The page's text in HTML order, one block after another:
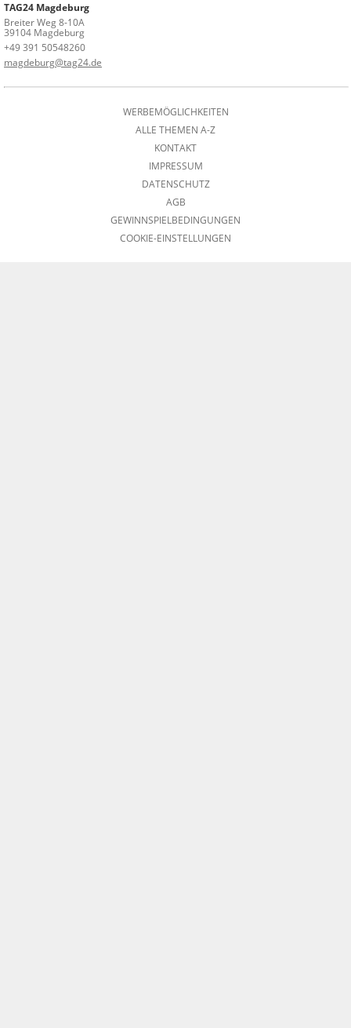
TAG24 Magdeburg
Breiter Weg 8-10A
39104 Magdeburg
+49 391 50548260
magdeburg@tag24.de
WERBEMÖGLICHKEITEN
ALLE THEMEN A-Z
KONTAKT
IMPRESSUM
DATENSCHUTZ
AGB
GEWINNSPIELBEDINGUNGEN
COOKIE-EINSTELLUNGEN